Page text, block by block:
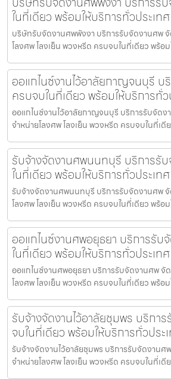
ในที่เดียว พร้อมให้บริการทั่วประเทศ
บริษัทรับจัดงานศพพังงา บริการรับจัดงานศพ
โลงศพ โลงเย็น พวงหรีด ครบจบในที่เดียว พร้อ
ออแกไนซ์งานไว้อาลัยกาญจนบุรี
ครบจบในที่เดียว พร้อมให้บริการทั่ว
ออแกไนซ์งานไว้อาลัยกาญจนบุรี บริการรับจัด
จำหน่ายโลงศพ โลงเย็น พวงหรีด ครบจบในที่เดี
รับจ้างจัดงานศพนนทบุรี บริการรั
ในที่เดียว พร้อมให้บริการทั่วประเทศ
รับจ้างจัดงานศพนนทบุรี บริการรับจัดงานศพ
โลงศพ โลงเย็น พวงหรีด ครบจบในที่เดียว พร้อ
ออแกไนซ์งานศพอยุธยา บริการรั
ในที่เดียว พร้อมให้บริการทั่วประเทศ
ออแกไนซ์งานศพอยุธยา บริการรับจัดงานศพ จั
โลงศพ โลงเย็น พวงหรีด ครบจบในที่เดียว พร้อม
รับจ้างจัดงานไว้อาลัยชุมพร บริกา
จบในที่เดียว พร้อมให้บริการทั่วประ
รับจ้างจัดงานไว้อาลัยชุมพร บริการรับจัดงาน
จำหน่ายโลงศพ โลงเย็น พวงหรีด ครบจบในที่เดี